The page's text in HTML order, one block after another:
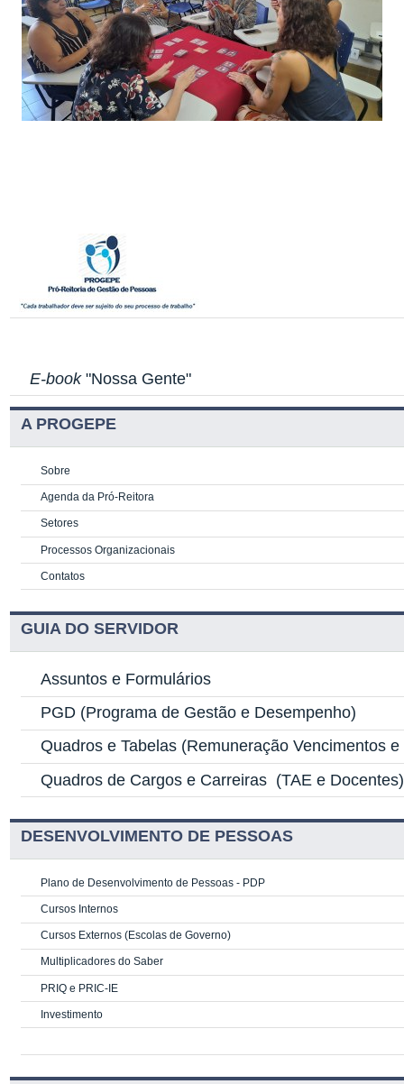
E-book"Nossa Gente"
A PROGEPE
Sobre
Agenda da Pró-Reitora
Setores
Processos Organizacionais
Contatos
GUIA DO SERVIDOR
Assuntos e Formulários
PGD (Programa de Gestão e Desempenho)
Quadros e Tabelas (Remuneração Vencimentos
Quadros de Cargos e Carreiras (TAE e Docentes)
DESENVOLVIMENTO DE PESSOAS
Plano de Desenvolvimento de Pessoas - PDP
Cursos Internos
Cursos Externos (Escolas de Governo)
Multiplicadores do Saber
PRIQ e PRIC-IE
Investimento